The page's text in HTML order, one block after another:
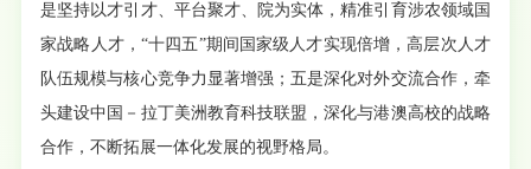
是坚持以才引才、平台聚才、院为实体，精准引育涉农领域国
家战略人才，“十四五”期间国家级人才实现倍增，高层次人才
队伍规模与核心竞争力显著增强；五是深化对外交流合作，牵
头建设中国－拉丁美洲教育科技联盟，深化与港澳高校的战略
合作，不断拓展一体化发展的视野格局。